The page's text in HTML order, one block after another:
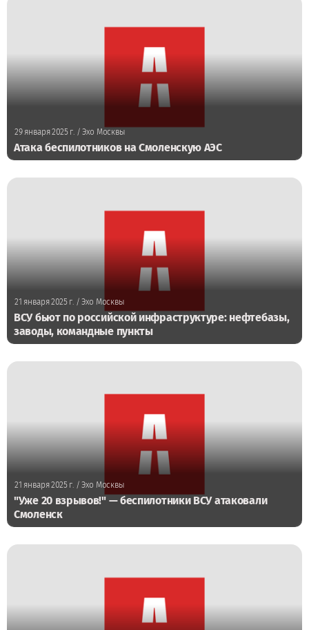
29 января 2025 г./ Эхо Москвы
Атака беспилотников на Смоленскую АЭС
21 января 2025 г. / Эхо Москвы
ВСУ бьют по российской инфраструктуре: нефтебазы,
заводы, командные пункты
21 января 2025 г./ Эхо Москвы
"Уже 20 взрывов!" — беспилотники ВСУ атаковали
Смоленск